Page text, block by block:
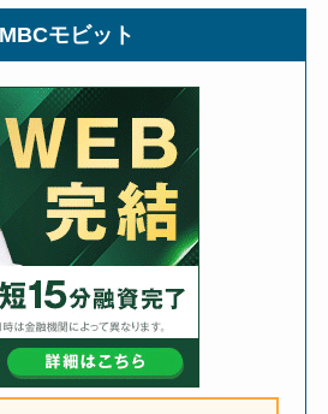
モビット